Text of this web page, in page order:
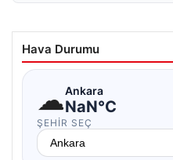
Hava Durumu
☁Ankara
NaN°C
ŞEHIR SEÇ